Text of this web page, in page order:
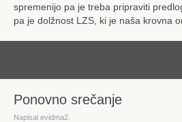
spremenijo pa je treba pripraviti
pa je dolžnost LZS, ki je naša krovna
Ponovno srečanje
Napisal evidma2.